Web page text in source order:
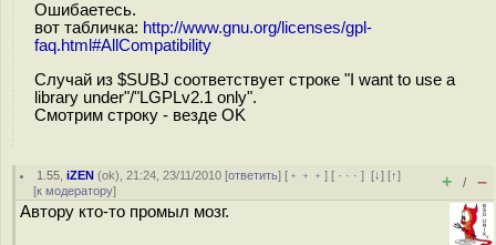
Ошибаетесь.
вот табличка: http://www.gnu.org/licenses/gpl-
faq.html#AllCompatibility
Случай из $SUBJ соответствует строке "I want to use a
library under"/"LGPLv2.1 only".
Смотрим строку - везде OK
1.55 ,iZEN (ok), 21:24, 23/11/2010 [ответить] [ ﹢﹢﹢] [ · · ·][↓] [↑]
[к модератору] + / –
Автору кто-то промыл мозг.